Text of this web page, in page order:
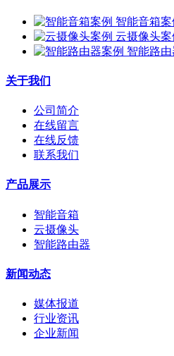
智能音箱案
云摄像头案
智能路由
关于我们
公司简介
在线留言
在线反馈
联系我们
产品展示
智能音箱
云摄像头
智能路由器
新闻动态
媒体报道
行业资讯
企业新闻